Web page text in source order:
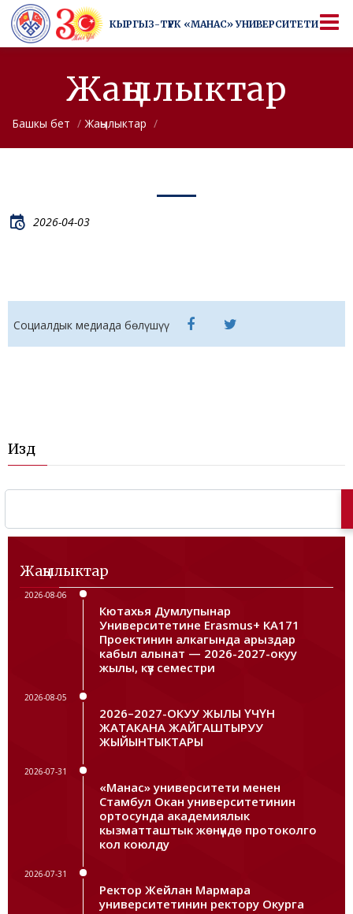
КЫРГЫЗ-ТҮРК «МАНАС» УНИВЕРСИТЕТИ
КЫРГЫЗ-ТҮРК«МАНАС» УНИВЕРСИТЕТИ
Университеттен да артык
Жаңылыктар
Башкы бет Жаңылыктар
2026-04-03
Социалдык медиада бөлүшүү
Издөө
Жаңылыктар
2026-08-06
Кютахья Думлупынар
Университетине Erasmus+ KA171
Проектинин алкагында арыздар
кабыл алынат — 2026-2027-окуу
жылы, күз семестри
2026-08-05
2026–2027-ОКУУ ЖЫЛЫ ҮЧҮН
ЖАТАКАНА ЖАЙГАШТЫРУУ
ЖЫЙЫНТЫКТАРЫ
2026-07-31
«Манас» университети менен
Стамбул Окан университетинин
ортосунда академиялык
кызматташтык жөнүндө протоколго
кол коюлду
2026-07-31
Ректор Жейлан Мармара
университетинин ректору Окурга